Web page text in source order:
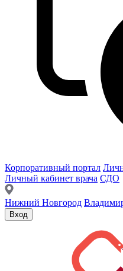
Корпоративный портал
Личный кабинет врача СДО
Нижний Новгород
Вход